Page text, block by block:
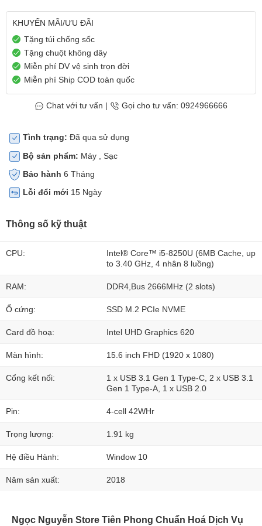
KHUYẾN MÃI/ƯU ĐÃI
Tặng túi chống sốc
Tặng chuột không dây
Miễn phí DV vệ sinh trọn đời
Miễn phí Ship COD toàn quốc
Chat với tư vấn | Gọi cho tư vấn: 0924966666
Tình trạng: Đã qua sử dụng
Bộ sản phẩm: Máy , Sạc
Bảo hành 6 Tháng
Lỗi đổi mới 15 Ngày
Thông số kỹ thuật
CPU:
Intel® Core™ i5-8250U (6MB Cache, up
to 3.40 GHz, 4 nhân 8 luồng)
RAM: DDR4,Bus 2666MHz (2 slots)
Ổ cứng: SSD M.2 PCIe NVME
Card đồ hoạ: Intel UHD Graphics 620
Màn hình: 15.6 inch FHD (1920 x 1080)
Cổng kết nối:
1 x USB 3.1 Gen 1 Type-C, 2 x USB 3.1
Gen 1 Type-A, 1 x USB 2.0
Pin: 4-cell 42WHr
Trọng lượng: 1.91 kg
Hệ điều Hành: Window 10
Năm sản xuất: 2018
Ngọc Nguyễn Store Tiên Phong Chuẩn Hoá Dịch Vụ